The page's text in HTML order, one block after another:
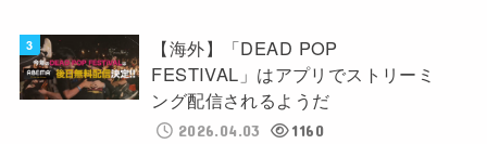
【海外】「DEAD POP
FESTIVAL」はアプリでストリーミ
ング配信されるようだ
2026.04.03 1160